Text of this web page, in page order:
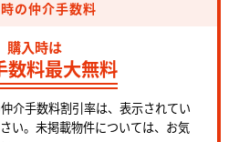
の仲介手数料
購入時は
数料最大無料
介手数料割引率は、表示されてい
い。未掲載物件については、お気